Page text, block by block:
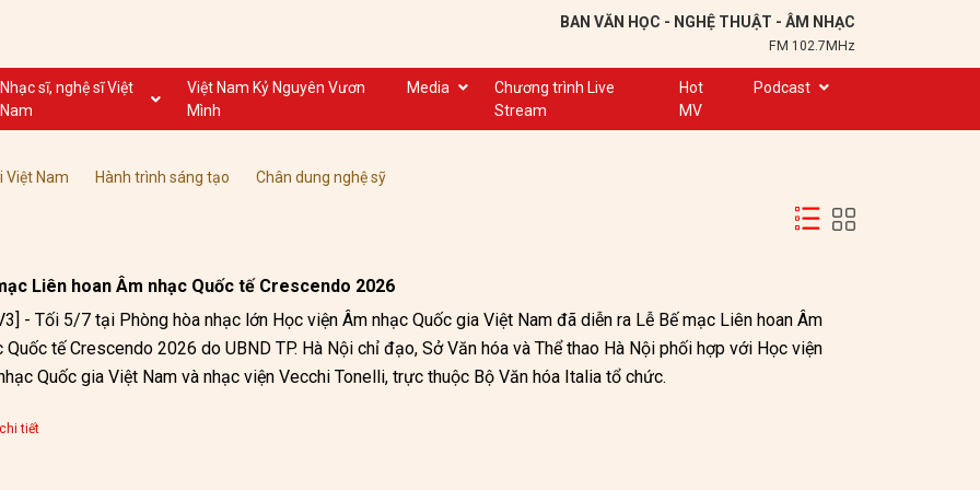
BAN VĂN HỌC - NGHỆ THUẬT - ÂM NHẠC
FM 102.7MHz
Nhạc sĩ, nghệ sĩ Việt
Nam
Nghệ sĩ biểu diễn VN
Việt Nam Kỷ Nguyên Vươn
Mình
Media
Dân ca
Chương trình Live
Stream
Hot
MV
Podcast
Trạm 102,7
Chuyện để kể
Đôi bạn văn chương
Hành trình sáng tạo
Việt Nam Hành trình sáng tạo Chân dung nghệ sỹ
Liên hoan Âm nhạc Quốc tế Crescendo 2026
- Tối 5/7 tại Phòng hòa nhạc lớn Học viện Âm nhạc Quốc gia Việt Nam đã diễn ra Lễ Bế mạc Liên hoan Âm
Quốc tế Crescendo 2026 do UBND TP. Hà Nội chỉ đạo, Sở Văn hóa và Thể thao Hà Nội phối hợp với Học viện
Quốc gia Việt Nam và nhạc viện Vecchi Tonelli, trực thuộc Bộ Văn hóa Italia tổ chức.
tiết